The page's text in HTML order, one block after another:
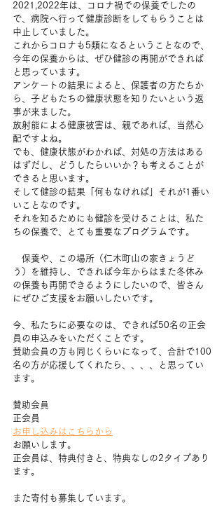
2021,2022年は、コロナ禍での保養でしたの
で、病院へ行って健康診断をしてもらうことは
中止していました。
これからコロナも5類になるということなので、
今年の保養からは、ぜひ健診の再開ができれば
と思っています。
アンケートの結果によると、保護者の方たちか
ら、子どもたちの健康状態を知りたいという返
事が来ました。
放射能による健康被害は、親であれば、当然心
配ですよね。
でも、健康状態がわかれば、対処の方法はある
はずだし、どうしたらいいか？も考えることが
できると思います。
そして健診の結果「何もなければ」それが1番い
いことなのです。
それを知るためにも健診を受けることは、私た
ちの保養で、とても重要なプログラムです。
保養や、この場所（仁木町山の家きょうど
う）を維持し、できれば今年からはまた冬休み
の保養も再開できるようにしたいので、皆さん
にぜひご支援をお願いしたいです。
今、私たちに必要なのは、できれば50名の正会
員の申込みをいただくことです。
賛助会員の方も同じくらいになって、合計で100
名の方が応援してくれたら、、、、と思ってい
ます。
賛助会員
正会員
お申し込みはこちらから
お願いします。
正会員は、特典付きと、特典なしの2タイプあり
ます。
また寄付も募集しています。